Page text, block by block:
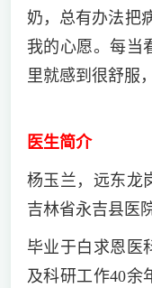
奶，总有办法把
我的心愿。每当
里就感到很舒服
医生简介
杨玉兰，远东龙
吉林省永吉县医
毕业于白求恩医
及科研工作40余